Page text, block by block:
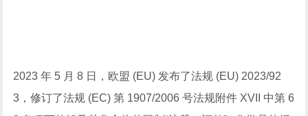
2023 年 5 月 8 日，欧盟 (EU) 发布了法规 (EU) 2023/92
3，修订了法规 (EC) 第 1907/2006 号法规附件 XVII 中第 6